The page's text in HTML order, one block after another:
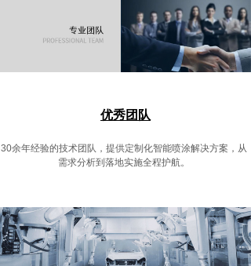
优秀团队
30余年经验的技术团队，提供定制化智能喷涂解决方案，从
需求分析到落地实施全程护航。